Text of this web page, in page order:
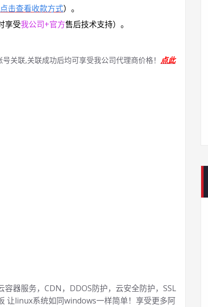
点击查看收款方式）。
享受我公司+官方售后技术支持）。
关联,关联成功后均可享受我公司代理商价格！ 点此
器服务，CDN，DDOS防护，云安全防护，SSL
让linux系统如同windows一样简单！享受更多阿